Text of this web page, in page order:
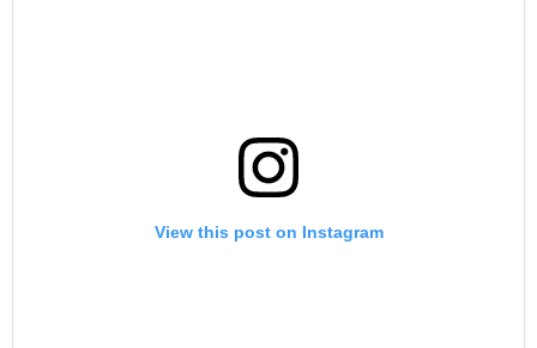
View this post on Instagram